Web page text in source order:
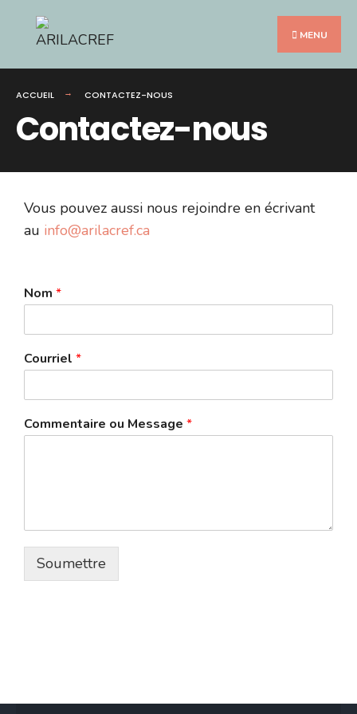
MENU
ACCUEIL CONTACTEZ-NOUS
Contactez-nous
Vous pouvez aussi nous rejoindre en écrivant
au info@arilacref.ca
Nom *
Courriel *
Commentaire ou Message *
Soumettre